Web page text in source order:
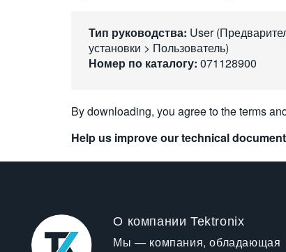
Тип руководства: User
установки > Пользователь)
Номер по каталогу: 071128900
By downloading, you agree to the terms
Help us improve our technical
О компании Tektronix
Мы — компания, обладающая